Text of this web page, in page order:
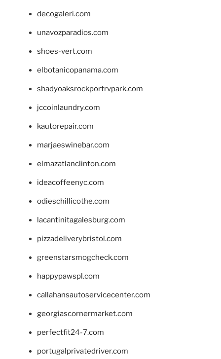
decogaleri.com
unavozparadios.com
shoes-vert.com
elbotanicopanama.com
shadyoaksrockportrvpark.com
jccoinlaundry.com
kautorepair.com
marjaeswinebar.com
elmazatlanclinton.com
ideacoffeenyc.com
odieschillicothe.com
lacantinitagalesburg.com
pizzadeliverybristol.com
greenstarsmogcheck.com
happypawspl.com
callahansautoservicecenter.com
georgiascornermarket.com
perfectfit24-7.com
portugalprivatedriver.com